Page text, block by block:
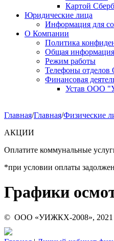
Картой
Юридические лица
Информация для
О Компании
Политика
Общая информация
Режим работы
Телефоны
Финансовая
Устав ООО
Главная/Главная/Физические
АКЦИИ
Оплатите коммунальные
*при условии оплаты
Графики
© ООО «УИЖКХ-